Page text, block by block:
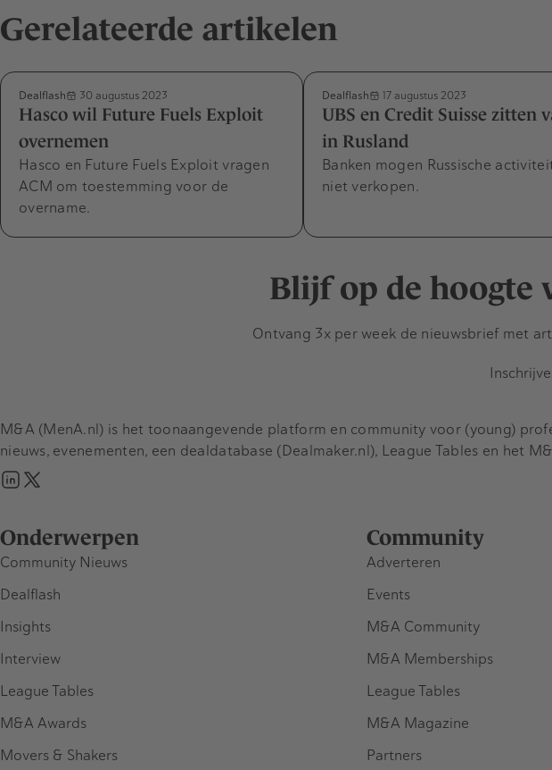
Gerelateerde artikelen
Dealflash 30 augustus 2023
Hasco wil Future Fuels Exploit
overnemen
Hasco en Future Fuels Exploit vragen
ACM om toestemming voor de
overname.
Dealflash 17 augustus 2023
UBS en Credit Suisse zitten
in Rusland
Banken mogen Russische
niet verkopen.
Blijf op de hoogte
Ontvang 3x per week de nieuwsbrief met
Onderwerpen
Community Nieuws
Dealflash
Insights
Interview
League Tables
M&A Awards
Movers & Shakers
Community
Adverteren
Events
M&A Community
M&A Memberships
League Tables
M&A Magazine
Partners
M&A (MenA.nl) is het toonaangevende platform en community voor (young)
nieuws, evenementen, een dealdatabase (Dealmaker.nl), League Tables en het